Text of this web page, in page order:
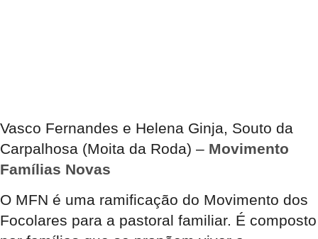
Vasco Fernandes e Helena Ginja, Souto da
Carpalhosa (Moita da Roda) – Movimento
Famílias Novas
O MFN é uma ramificação do Movimento dos
Focolares para a pastoral familiar. É composto